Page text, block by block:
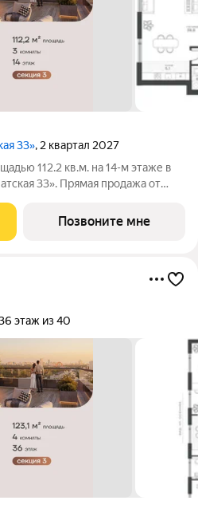
33», 2 квартал 2027
112.2 кв.м. на 14-м этаже в
33». Прямая продажа от
застройщика
Позвоните мне
этаж из 40